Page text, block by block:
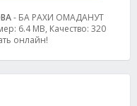
- БА РАХИ ОМАДАНУТ
6.4 MB, Качество: 320
онлайн!